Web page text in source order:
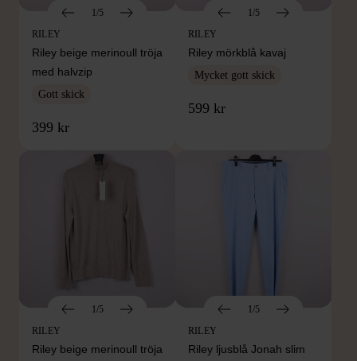
1/5
RILEY
Riley beige merinoull tröja
med halvzip
Gott skick
399 kr
1/5
RILEY
Riley mörkblå kavaj
Mycket gott skick
599 kr
1/5
RILEY
Riley beige merinoull tröja
1/5
RILEY
Riley ljusblå Jonah slim